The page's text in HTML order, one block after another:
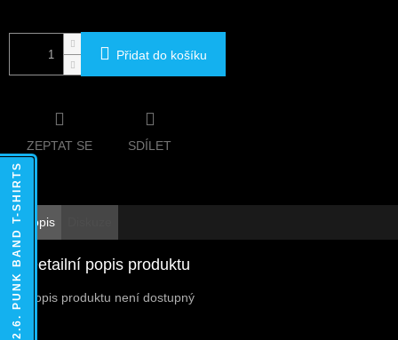
Přidat do košíku
ZEPTAT SE SDÍLET
Popis
Detailní popis produktu
Popis produktu není dostupný
2.6. PUNK BAND T-SHIRTS